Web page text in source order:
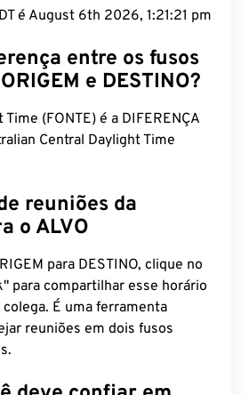
e DESTINO?
(FONTE) é a DIFERENÇA
o ALVO
para DESTINO, clique no
para compartilhar esse horário
É uma ferramenta